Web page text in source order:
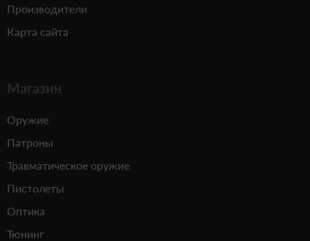
Производители
Карта сайта
Магазин
Оружие
Патроны
Травматическое оружие
Пистолеты
Оптика
Тюнинг